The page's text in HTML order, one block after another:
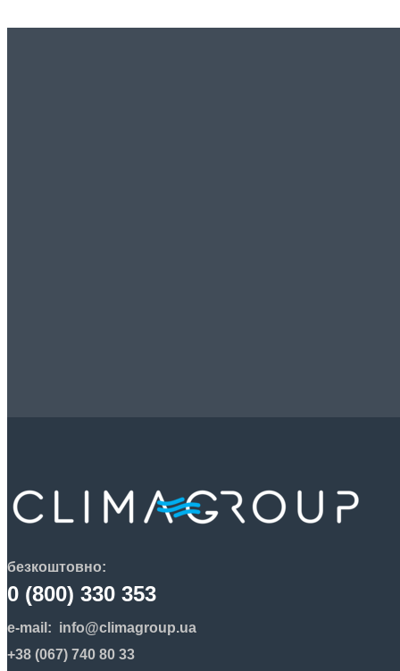
безкоштовно:
0 (800) 330 353
e-mail: info@climagroup.ua
+38 (067) 740 80 33